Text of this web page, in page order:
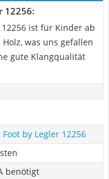
12256:
ist für Kinder ab
was uns gefallen
gute Klangqualität
Foot by Legler 12256
benötigt